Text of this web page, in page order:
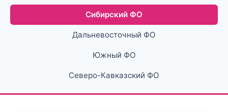
Сибирский ФО
Дальневосточный ФО
Южный ФО
Северо-Кавказский ФО